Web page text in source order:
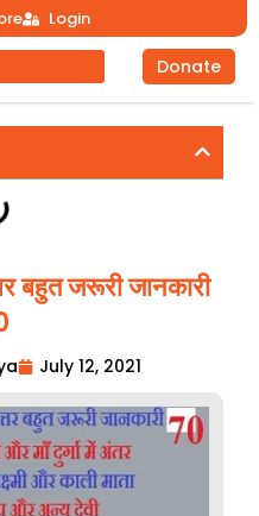
Login
Donate
बहुत जरूरी जानकारी
July 12, 2021